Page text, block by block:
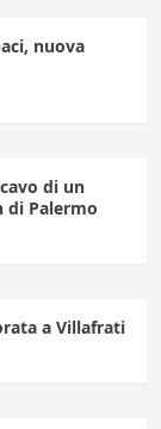
nuova
di un
di Palermo
a Villafrati